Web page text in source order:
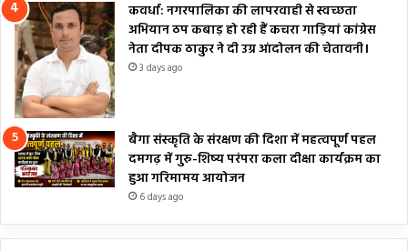
कवर्धा: नगरपालिका की लापरवाही से स्वच्छता
अभियान ठप कबाड़ हो रही हैं कचरा गाड़ियां कांग्रेस
नेता दीपक ठाकुर ने दी उग्र आंदोलन की चेतावनी।
3 days ago
बैगा संस्कृति के संरक्षण की दिशा में महत्वपूर्ण पहल
दमगढ़ में गुरु-शिष्य परंपरा कला दीक्षा कार्यक्रम का
हुआ गरिमामय आयोजन
6 days ago